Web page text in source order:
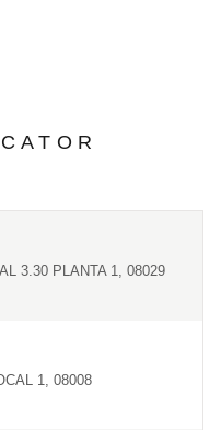
3.30 PLANTA 1, 08029
1, 08008